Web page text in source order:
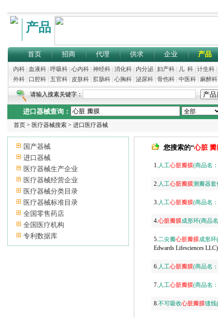
产品
首页 招商 代理 供求 企业 产品
内科| 血液科| 呼吸科| 心内科| 神经科| 消化科| 内分泌| 妇产科 儿 科| 计生科|
外科| 口腔科| 五官科| 皮肤科| 肛肠科| 心胸科| 泌尿科| 骨伤科| 中医科| 麻醉科
请输入搜素关键字：
进口器械查询：
首页 > 医疗器械搜索 > 进口医疗器械
国产器械
进口器械
医疗器械生产企业
医疗器械经营企业
医疗器械分类目录
医疗器械标准目录
全国零售药店
全国医疗机构
专利数据库
您搜索的“心脏 瓣
1. 人工心脏瓣膜(商品名
2. 人工心脏瓣膜测瓣器套
3. 人工心脏瓣膜(商品名
4.心脏瓣膜成形环(商品名
5.二尖瓣心脏瓣膜成形环
Edwards Lifesciences LLC)
6. 人工心脏瓣膜(商品名：
7. 人工心脏瓣膜(商品名
8.不可吸收心脏瓣膜缝线